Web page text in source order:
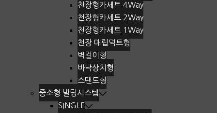
천장형카세트 4Way
천장형카세트 2Way
천장형카세트 1Way
천장 매립덕트형
벽걸이형
바닥상치형
스탠드형
중소형 빌딩시스템
SINGLE